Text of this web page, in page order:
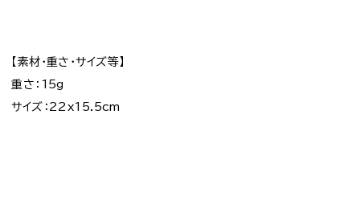
【素材・重さ・サイズ等】
重さ：15g
サイズ：22x15.5cm